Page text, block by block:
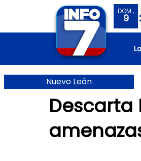
DOM.,
9
Nuevo León
Descarta